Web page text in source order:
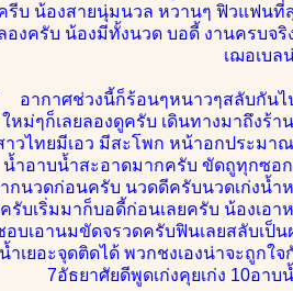
รีบ น้องสายนุ่มนวล หวานๆ ฟิวแฟนที่
องครับ น้องมีทั้งนวด บอดี้ งานครบจ
เฌอเบล
อากาศช่วงนี้ก็ร้อนๆหนาวๆสลับกันไป
ใหม่ๆก็เลยลองดูครับ เดินทางมาถึงร้
าวไทยมีเอว มีสะโพก หน้าอกประม
น้ำอาบน้ำสะอาดมากครับ ขัดถูทุกซอ
กนวดก่อนครับ นวดดีครับนวดเก่งน้ำ
รับเริ่มมาก็บอดี้ก่อนเลยครับ น้องเอ
อบเอานมขัดจรวดครับฟินเลยสลับเป็
น้ำเยอะจุดติดได้ พวกชงเองน่าจะถูก
7อัธยาศัยดีพูดเก่งคุยเก่ง 10อา